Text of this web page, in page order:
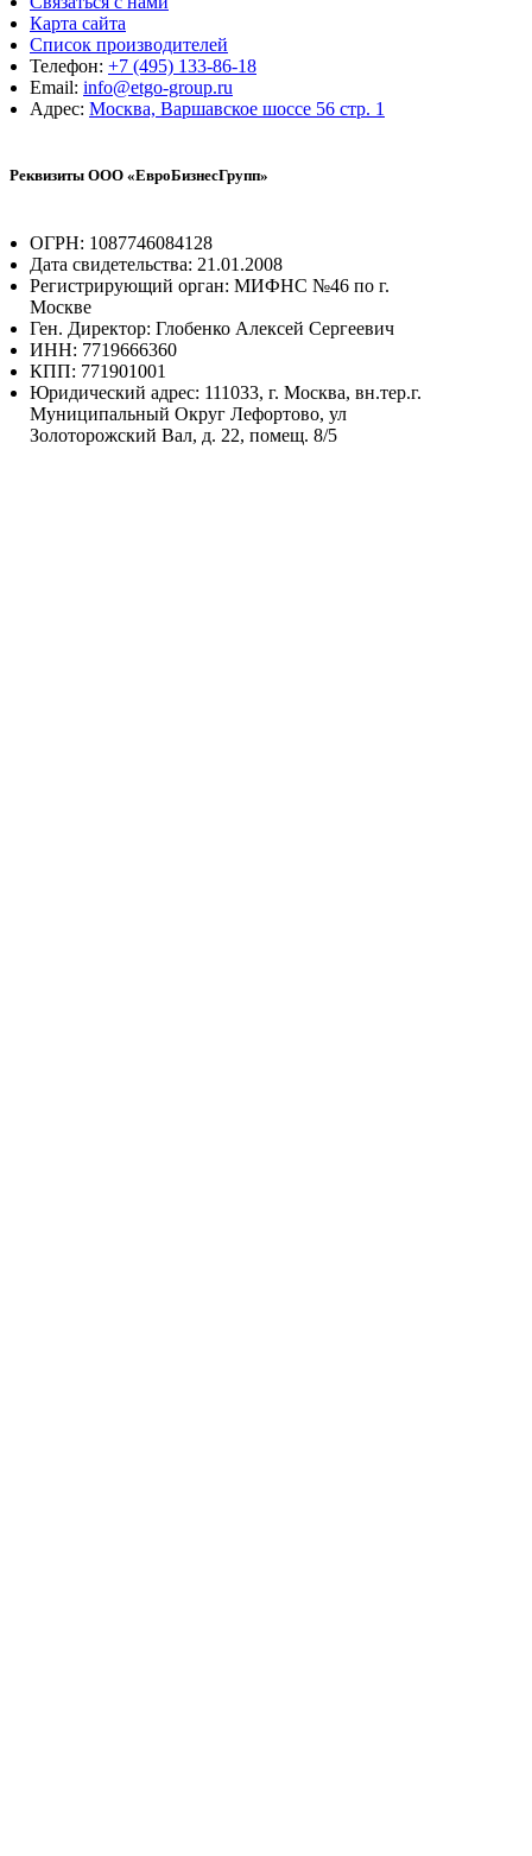
Карта сайта
Список производителей
Телефон: +7 (495) 133-86-18
Email: info@etgo-group.ru
Адрес: Москва, Варшавское шоссе 56 стр. 1
Реквизиты ООО «ЕвроБизнесГрупп»
ОГРН: 1087746084128
Дата свидетельства: 21.01.2008
Регистрирующий орган: МИФНС №46 по г.
Москве
Ген. Директор: Глобенко Алексей Сергеевич
ИНН: 7719666360
КПП: 771901001
Юридический адрес: 111033, г. Москва, вн.тер.г.
Муниципальный Округ Лефортово, ул
Золоторожский Вал, д. 22, помещ. 8/5